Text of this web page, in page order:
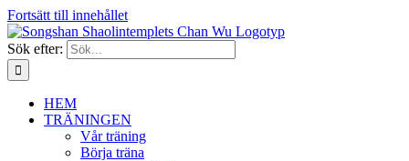
Fortsätt till innehållet
Sök efter:
HEM
TRÄNINGEN
Vår träning
Börja träna